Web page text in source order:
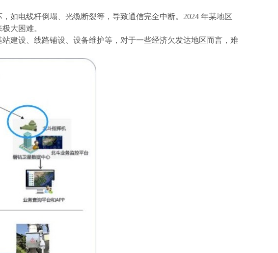
如电线杆倒塌、光缆断裂等，导致通信完全中断。 2024 年某地区
大困难。
建设、线路铺设、设备维护等，对于一些经济欠发达地区而言，难